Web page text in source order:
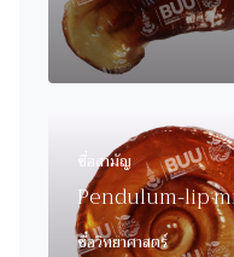
ชื่อสามัญ
Pendulum-lip
ชื่อวิทยาศาสตร์